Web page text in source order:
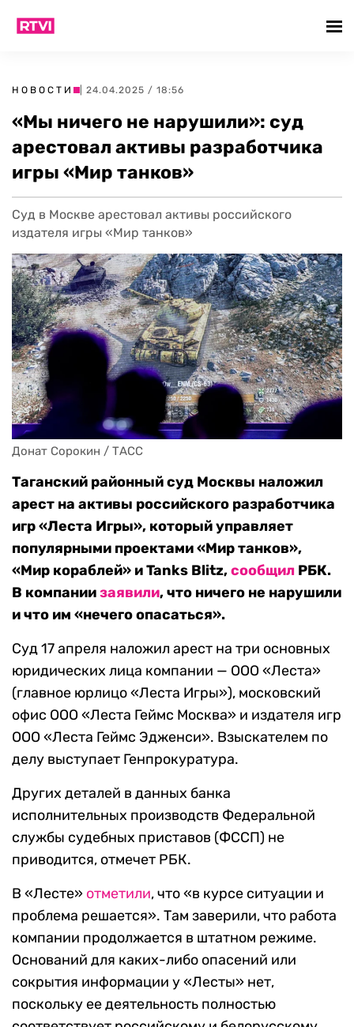
НОВОСТИ | 24.04.2025 / 18:56
«Мы ничего не нарушили»: суд
арестовал активы разработчика
игры «Мир танков»
Суд в Москве арестовал активы российского
издателя игры «Мир танков»
Донат Сорокин / ТАСС
Таганский районный суд Москвы наложил
арест на активы российского разработчика
игр «Леста Игры», который управляет
популярными проектами «Мир танков»,
«Мир кораблей» и Tanks Blitz,сообщил РБК.
В компаниизаявили, что ничего не нарушили
и что им «нечего опасаться».
Суд 17 апреля наложил арест на три основных
юридических лица компании — ООО «Леста»
(главное юрлицо «Леста Игры»), московский
офис ООО «Леста Геймс Москва» и издателя игр
ООО «Леста Геймс Эдженси». Взыскателем по
делу выступает Генпрокуратура.
Других деталей в данных банка
исполнительных производств Федеральной
службы судебных приставов (ФССП) не
приводится, отмечет РБК.
В «Лесте» отметили, что «в курсе ситуации и
проблема решается». Там заверили, что работа
компании продолжается в штатном режиме.
Оснований для каких-либо опасений или
сокрытия информации у «Лесты» нет,
поскольку ее деятельность полностью